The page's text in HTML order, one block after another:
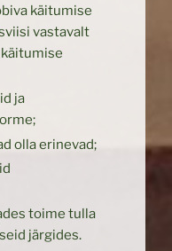
käitumise
vastavalt
ja
olla erinevad;
toime tulla
järgides.